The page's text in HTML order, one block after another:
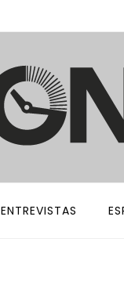
ENTREVISTAS